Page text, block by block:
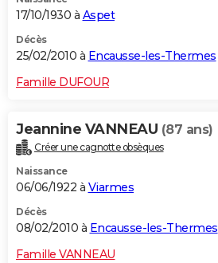
17/10/1930 à Aspet
Décès
25/02/2010 à Encausse-les-Thermes
Famille DUFOUR
Jeannine VANNEAU (87 ans)
Créer une cagnotte obsèques
Naissance
06/06/1922 à Viarmes
Décès
08/02/2010 à Encausse-les-Thermes
Famille VANNEAU